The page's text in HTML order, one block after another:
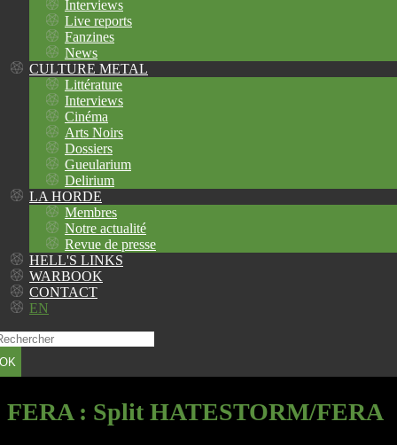
Interviews
Live reports
Fanzines
News
CULTURE METAL
Littérature
Interviews
Cinéma
Arts Noirs
Dossiers
Gueularium
Delirium
LA HORDE
Membres
Notre actualité
Revue de presse
HELL'S LINKS
WARBOOK
CONTACT
EN
OK
FERA: Split HATESTORM/FERA